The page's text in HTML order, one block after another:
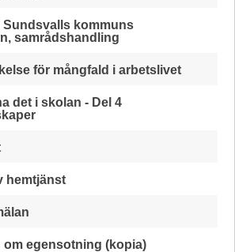
kommuns
samrådshandling
för mångfald i arbetslivet
det i skolan - Del 4
hemtjänst
om egensotning (kopia)